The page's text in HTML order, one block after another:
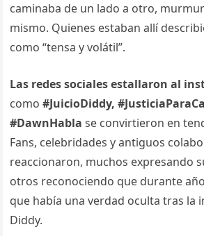
caminaba de un lado a otro,
mismo. Quienes estaban allí
como “tensa y volátil”.
Las redes sociales estallaron al
como#JuicioDiddy,
#DawnHabla se convirtieron en
Fans, celebridades y antiguos
reaccionaron, muchos expresando
otros reconociendo que durante
que había una verdad oculta tras la
Diddy.